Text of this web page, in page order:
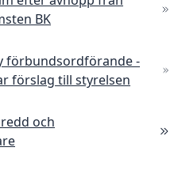
BK
förbundsordförande -
förslag till styrelsen
och